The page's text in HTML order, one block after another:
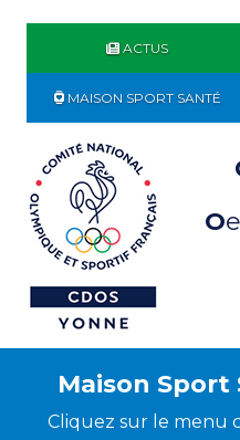
ACTUS
MAISON SPORT SANTÉ
O
Maison Sport
Cliquez sur le menu